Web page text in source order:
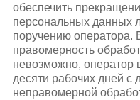
обеспечить
персональных данных
поручению оператора.
правомерность
невозможно,
десяти рабочих дней с
неправомерной